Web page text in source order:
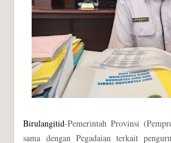
Birulangitid-Pemerintah Provinsi
sama dengan Pegadaian terkait